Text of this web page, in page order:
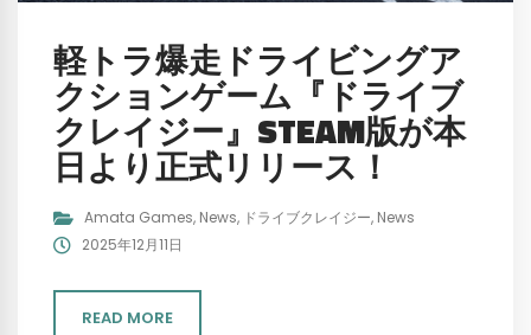
軽トラ爆走ドライビングア
クションゲーム『ドライブ
クレイジー』STEAM版が本
日より正式リリース！
Amata Games, News, ドライブクレイジー, News
2025年12月11日
READ MORE